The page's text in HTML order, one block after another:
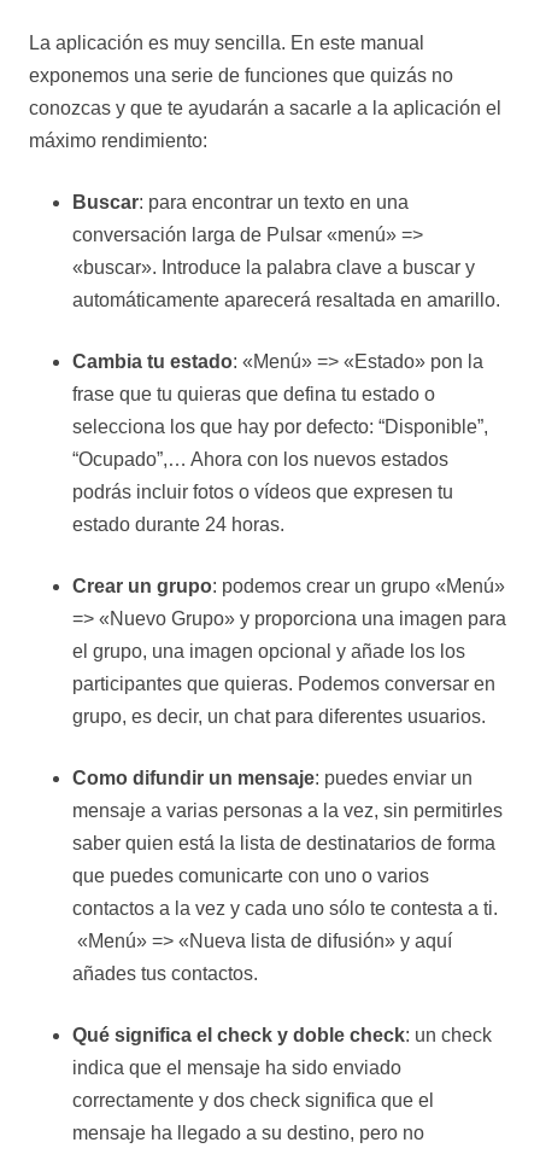
La aplicación es muy sencilla. En este manual
exponemos una serie de funciones que quizás no
conozcas y que te ayudarán a sacarle a la aplicación el
máximo rendimiento:
Buscar: para encontrar un texto en una
conversación larga de Pulsar «menú» =>
«buscar». Introduce la palabra clave a buscar y
automáticamente aparecerá resaltada en amarillo.
Cambia tu estado: «Menú» => «Estado» pon la
frase que tu quieras que defina tu estado o
selecciona los que hay por defecto: “Disponible”,
“Ocupado”,… Ahora con los nuevos estados
podrás incluir fotos o vídeos que expresen tu
estado durante 24 horas.
Crear un grupo: podemos crear un grupo «Menú»
=> «Nuevo Grupo» y proporciona una imagen para
el grupo, una imagen opcional y añade los los
participantes que quieras. Podemos conversar en
grupo, es decir, un chat para diferentes usuarios.
Como difundir un mensaje: puedes enviar un
mensaje a varias personas a la vez, sin permitirles
saber quien está la lista de destinatarios de forma
que puedes comunicarte con uno o varios
contactos a la vez y cada uno sólo te contesta a ti.
«Menú» => «Nueva lista de difusión» y aquí
añades tus contactos.
Qué significa el check y doble check: un check
indica que el mensaje ha sido enviado
correctamente y dos check significa que el
mensaje ha llegado a su destino, pero no